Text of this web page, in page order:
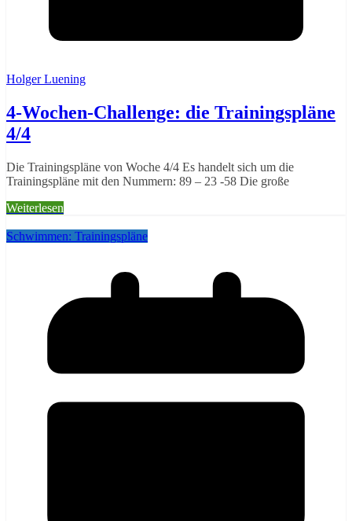
Holger Luening
4-Wochen-Challenge: die Trainingspläne
4/4
Die Trainingspläne von Woche 4/4 Es handelt sich um die
Trainingspläne mit den Nummern: 89 – 23 -58 Die große
Weiterlesen
Schwimmen: Trainingspläne